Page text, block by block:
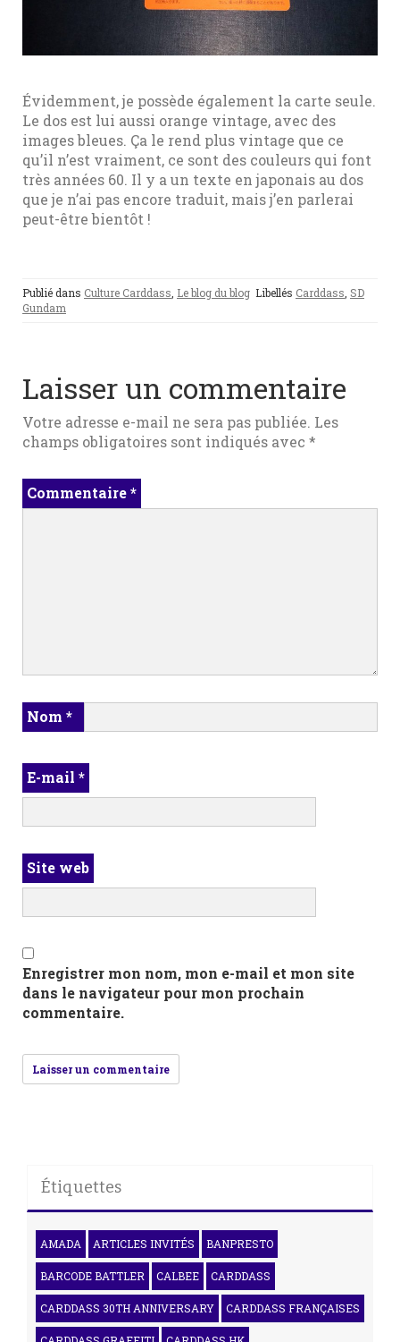
Évidemment, je possède également la carte seule.
Le dos est lui aussi orange vintage, avec des
images bleues. Ça le rend plus vintage que ce
qu’il n’est vraiment, ce sont des couleurs qui font
très années 60. Il y a un texte en japonais au dos
que je n’ai pas encore traduit, mais j’en parlerai
peut-être bientôt !
Publié dans Culture Carddass, Le blog du blog Libellés Carddass, SD
Gundam
Laisser un commentaire
Votre adresse e-mail ne sera pas publiée. Les
champs obligatoires sont indiqués avec *
Commentaire*
Nom *
E-mail *
Site web
Enregistrer mon nom, mon e-mail et mon site
dans le navigateur pour mon prochain
commentaire.
Étiquettes
AMADA ARTICLES INVITÉS BANPRESTO
BARCODE BATTLER CALBEE CARDDASS
CARDDASS 30TH ANNIVERSARY CARDDASS FRANÇAISES